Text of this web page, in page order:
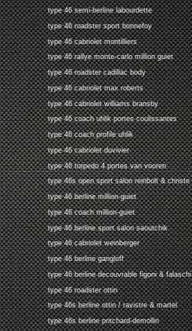
type 46 semi-berline labourdette
type 46 roadster sport bonnefoy
type 46 cabriolet montilliers
type 46 rallye monte-carlo million guiet
type 46 roadster cadillac body
type 46 cabriolet max roberts
type 46 cabriolet williams bransby
type 46 coach uhlik portes coulissantes
type 46 coach profile uhlik
type 46 cabriolet duvivier
type 46 torpedo 4 portes van vooren
type 46s open sport salon reinbolt & christe
type 46 berline million-guiet
type 46 coach million-guiet
type 46 berline sport salon saoutchik
type 46 cabriolet weinberger
type 46 berline gangloff
type 46 berline decouvrable figoni & falaschi
type 46 roadster ottin
type 46s berline ottin / ravistre & martel
type 46s berline pritchard-demollin